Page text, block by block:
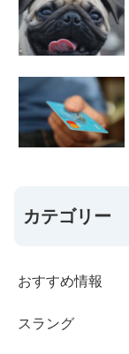
カテゴリー
おすすめ情報
スラング